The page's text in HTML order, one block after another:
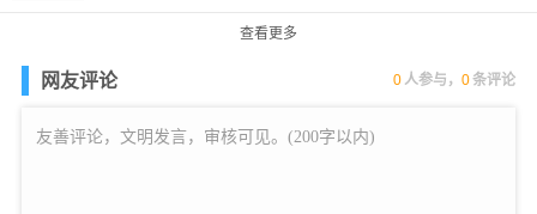
查看更多
网友评论 0 人参与，0条评论